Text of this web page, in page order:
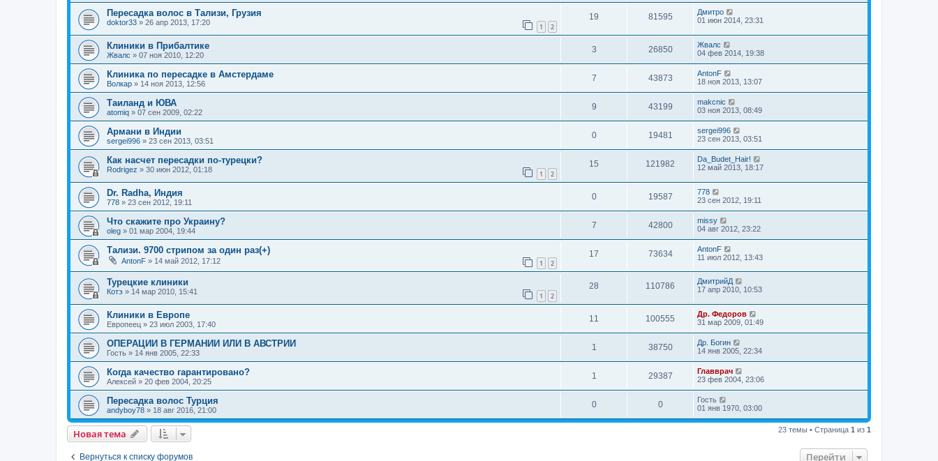
Пересадка волос в Тализи, Грузия
doktor33 » 26 апр 2013, 17:20 1 2
19 81595
Дмитро
01 июн 2014, 23:31
Клиники в Прибалтике
Жвалс » 07 ноя 2010, 12:20
3 26850
Жвалс
04 фев 2014, 19:38
Клиника по пересадке в Амстердаме
Волкар » 14 ноя 2013, 12:56
7 43873
AntonF
18 ноя 2013, 13:07
Таиланд и ЮВА
atomiq » 07 сен 2009, 02:22
9 43199
makcnic
03 ноя 2013, 08:49
Армани в Индии
sergei996 » 23 сен 2013, 03:51
0 19481
sergei996
23 сен 2013, 03:51
Как насчет пересадки по-турецки?
Rodrigez » 30 июн 2012, 01:18 1 2
15 121982
Da_Budet_Hair!
12 май 2013, 18:17
Dr. Radha, Индия
778 » 23 сен 2012, 19:11
0 19587
778
23 сен 2012, 19:11
Что скажите про Украину?
oleg » 01 мар 2004, 19:44
7 42800
missy
04 авг 2012, 23:22
Тализи. 9700 стрипом за один раз(+)
AntonF » 14 май 2012, 17:12 1 2
17 73634
AntonF
11 июл 2012, 13:43
Турецкие клиники
Котэ » 14 мар 2010, 15:41 1 2
28 110786
ДмитрийД
17 апр 2010, 10:53
Клиники в Европе
Европеец » 23 июл 2003, 17:40
11 100555
Др. Федоров
31 мар 2009, 01:49
ОПЕРАЦИИ В ГЕРМАНИИ ИЛИ В АВСТРИИ
Гость » 14 янв 2005, 22:33
1 38750
Др. Богин
14 янв 2005, 22:34
Когда качество гарантировано?
Алексей » 20 фев 2004, 20:25
1 29387
Главврач
23 фев 2004, 23:06
Пересадка волос Турция
andyboy78 » 18 авг 2016, 21:00
0 0
Гость
01 янв 1970, 03:00
Новая тема 23 темы • Страница 1 из 1
Вернуться к списку форумов Перейти